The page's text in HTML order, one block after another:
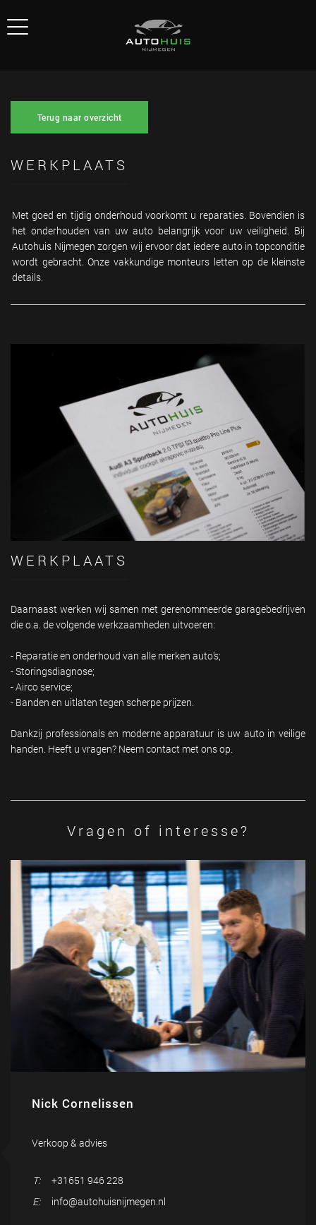
Terug naar overzicht
WERKPLAATS
Met goed en tijdig onderhoud voorkomt u reparaties. Bovendien is
het onderhouden van uw auto belangrijk voor uw veiligheid. Bij
Autohuis Nijmegen zorgen wij ervoor dat iedere auto in topconditie
wordt gebracht. Onze vakkundige monteurs letten op de kleinste
details.
WERKPLAATS
Daarnaast werken wij samen met gerenommeerde garagebedrijven
die o.a. de volgende werkzaamheden uitvoeren:
- Reparatie en onderhoud van alle merken auto’s;
- Storingsdiagnose;
- Airco service;
- Banden en uitlaten tegen scherpe prijzen.
Dankzij professionals en moderne apparatuur is uw auto in veilige
handen. Heeft u vragen? Neem contact met ons op.
Vragen of interesse?
Nick Cornelissen
Verkoop & advies
T:
+31651 946 228
E:
info@autohuisnijmegen.nl